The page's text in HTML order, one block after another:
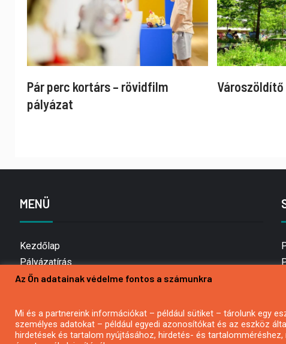
Pár perc kortárs – rövidfilm
pályázat
MENÜ
Kezdőlap
Pályázatírás
Bemutatkozás
Hírlevél feliratkozás
Impresszum
Az Ön adatainak védelme fontos a számunkra
Mi és a partnereink információkat – például sütiket – tárolunk egy
személyes adatokat – például egyedi azonosítókat és az eszköz
hirdetések és tartalom nyújtásához, hirdetés- és